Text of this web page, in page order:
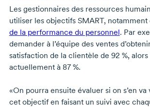
Les gestionnaires des ressources
utiliser les objectifs SMART, notamment
de la performance du personnel. Par
demander à l’équipe des ventes
satisfaction de la clientèle de 92 %,alors
actuellement à 87 %.
«On pourra ensuite évaluer si on s’en va
cet objectif en faisant un suivi avec